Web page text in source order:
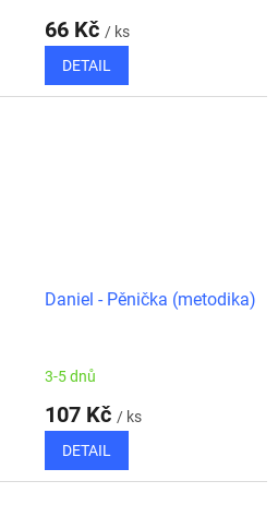
66 Kč / ks
DETAIL
Daniel - Pěnička (metodika)
3-5 dnů
107 Kč / ks
DETAIL